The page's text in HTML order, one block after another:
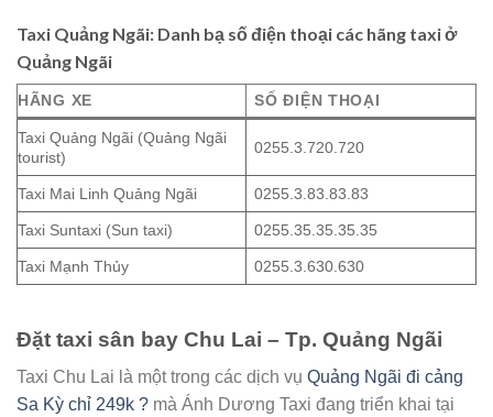
Taxi Quảng Ngãi: Danh bạ số điện thoại các hãng taxi ở
Quảng Ngãi
HÃNG XE SỐ ĐIỆN THOẠI
Taxi Quảng Ngãi (Quảng Ngãi
tourist)
0255.3.720.720
Taxi Mai Linh Quảng Ngãi 0255.3.83.83.83
Taxi Suntaxi (Sun taxi) 0255.35.35.35.35
Taxi Mạnh Thủy 0255.3.630.630
Đặt taxi sân bay Chu Lai – Tp. Quảng Ngãi
Taxi Chu Lai là một trong các dịch vụ Quảng Ngãi đi cảng
Sa Kỳ chỉ 249k ? mà Ánh Dương Taxi đang triển khai tại